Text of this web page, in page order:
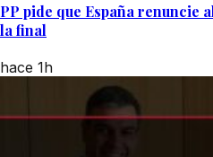
PP pide que España renuncie
la final
hace 1h